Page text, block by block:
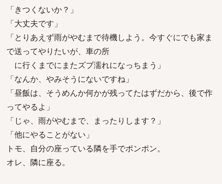
「きつくないか？」
「大丈夫です」
「とりあえず雨がやむまで待機しよう。今すぐにでも家ま
で送ってやりたいが、車の所
に行くまでにまたズブ濡れになっちまう」
「なんか、やみそうにないですね」
「昼飯は、そうめんか何かが残ってたはずだから、後で作
ってやるよ」
「じゃ、雨がやむまで、まったりします？」
「他にやることがない」
トモ、自分の座っている隣を手でポンポン。
オレ、隣に座る。